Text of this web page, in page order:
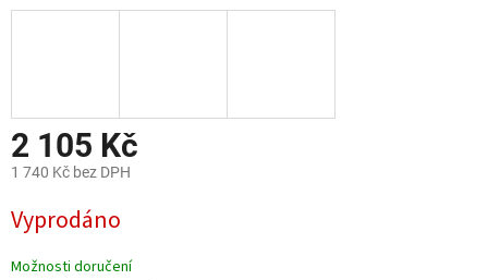
2 105 Kč
1 740 Kč bez DPH
cena:
Vyprodáno
Možnosti doručení